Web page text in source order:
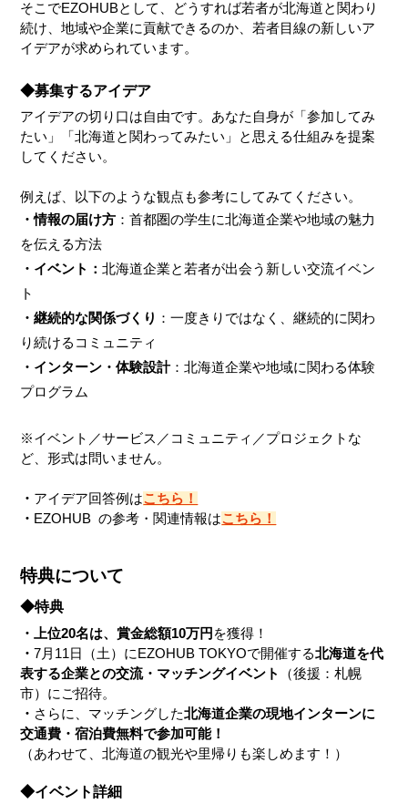
そこでEZOHUBとして、どうすれば若者が北海道と関わり
続け、地域や企業に貢献できるのか、若者目線の新しいア
イデアが求められています。
◆募集するアイデア
アイデアの切り口は自由です。あなた自身が「参加してみ
たい」「北海道と関わってみたい」と思える仕組みを提案
してください。
例えば、以下のような観点も参考にしてみてください。
・情報の届け方 ：首都圏の学生に北海道企業や地域の魅力
を伝える方法
・イベント：北海道企業と若者が出会う新しい交流イベン
ト
・継続的な関係づくり ：一度きりではなく、継続的に関わ
り続けるコミュニティ
・インターン・体験設計：北海道企業や地域に関わる体験
プログラム
※イベント／サービス／コミュニティ／プロジェクトな
ど、形式は問いません。
・ アイデア回答例はこちら！
・ EZOHUB  の参考・関連情報はこちら！
特典について
◆特典
・上位20名は、賞金総額10万円 を獲得！
・7月11日（土）にEZOHUB TOKYOで開催する北海道を代
表する企業との交流・マッチングイベント
（後援：札幌
市）にご招待。
・ さらに、 マッチングした北海道企業の現地インターンに
交通費・宿泊費無料で参加可能！
（あわせて、北海道の観光や里帰りも楽しめます！）
◆イベント詳細